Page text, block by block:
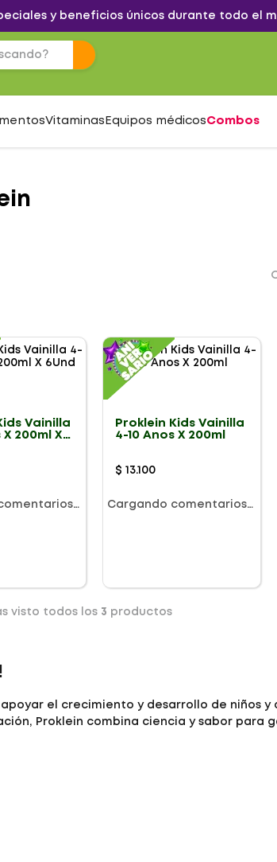
y beneficios únicos durante todo el
Vitaminas Equipos médicosCombos
Vainilla
X 200ml X
Proklein Kids Vainilla
4-10 Anos X 200ml
$ 13.100
Cargando comentarios…
visto todos los 3 productos
el crecimiento y desarrollo de niños y
Proklein combina ciencia y sabor para